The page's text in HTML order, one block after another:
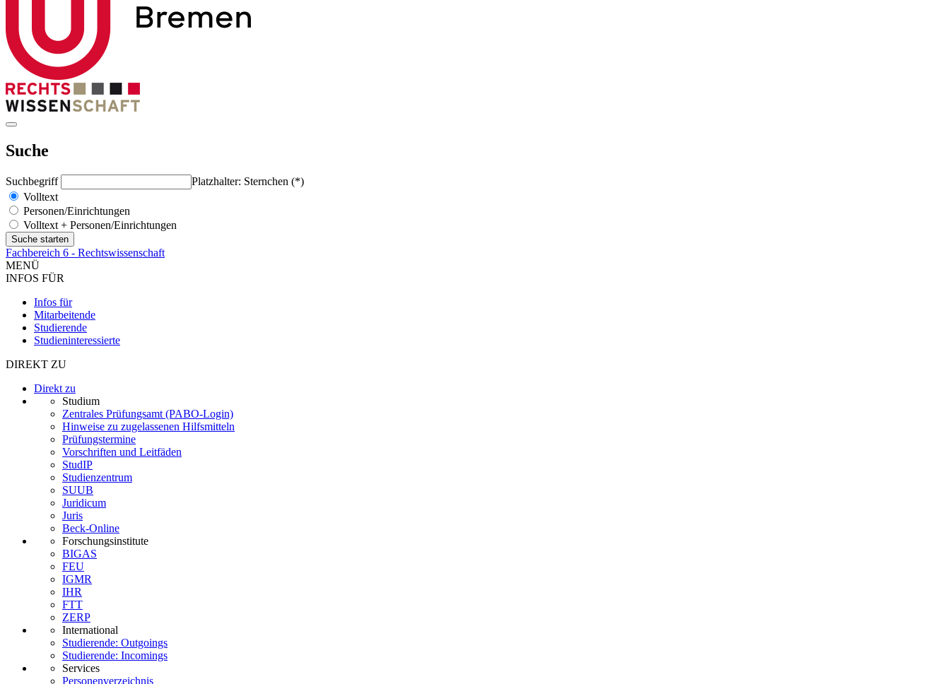
Suche
Suchbegriff
Platzhalter: Sternchen (*)
Volltext
Personen/Einrichtungen
Volltext + Personen/Einrichtungen
Fachbereich 6 - Rechtswissenschaft
MENÜ
INFOS FÜR
Infos für
Mitarbeitende
Studierende
Studieninteressierte
DIREKT ZU
Direkt zu
Studium
Zentrales Prüfungsamt (PABO-Login)
Hinweise zu zugelassenen Hilfsmitteln
Prüfungstermine
Vorschriften und Leitfäden
StudIP
Studienzentrum
SUUB
Juridicum
Juris
Beck-Online
Forschungsinstitute
BIGAS
FEU
IGMR
IHR
FTT
ZERP
International
Studierende: Outgoings
Studierende: Incomings
Services
Personenverzeichnis